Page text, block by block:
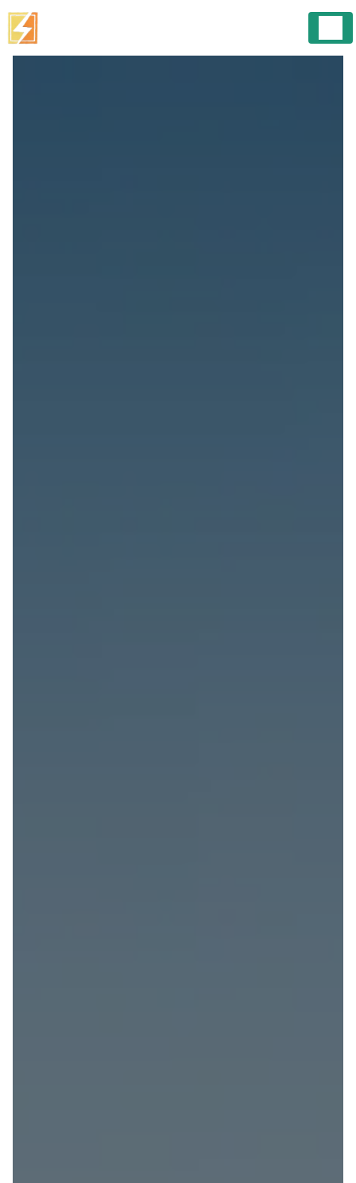
Panneau de gestion des cookies